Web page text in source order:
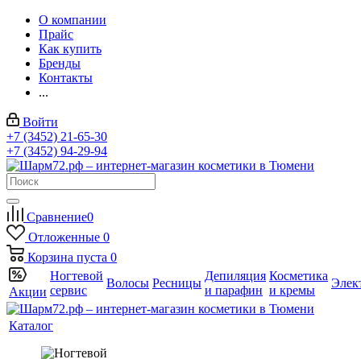
О компании
Прайс
Как купить
Бренды
Контакты
...
Войти
+7 (3452) 21-65-30
+7 (3452) 94-29-94
Сравнение0
Отложенные 0
Корзина пуста 0
Акции
Ногтевой
сервис
Волосы Ресницы
Депиляция
и парафин
Косметика
и кремы
Каталог